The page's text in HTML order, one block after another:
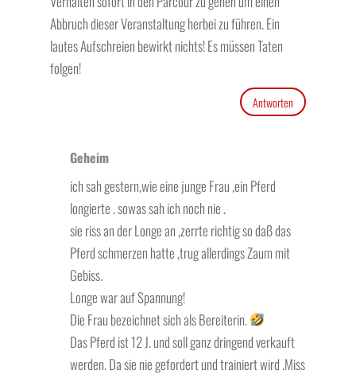
Abbruch dieser Veranstaltung herbei zu führen. Ein
lautes Aufschreien bewirkt nichts! Es müssen Taten
folgen!
Antworten
Geheim
ich sah gestern,wie eine junge Frau ,ein Pferd
longierte . sowas sah ich noch nie .
sie riss an der Longe an ,zerrte richtig so daß das
Pferd schmerzen hatte ,trug allerdings Zaum mit
Gebiss.
Longe war auf Spannung!
Die Frau bezeichnet sich als Bereiterin.
Das Pferd ist 12 J. und soll ganz dringend verkauft
werden. Da sie nie gefordert und trainiert wird .Miss